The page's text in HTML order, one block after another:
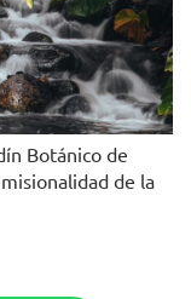
Botánico de
de la